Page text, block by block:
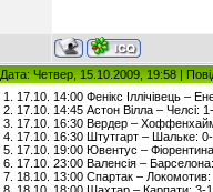
Дата: Четвер, 15.10.2009, 19:58 |
1. 17.10. 14:00 Фенікс Іллічівець –
2. 17.10. 14:45 Астон Вілла – Челсі:
3. 17.10. 16:30 Вердер –
4. 17.10. 16:30 Штутгарт – Шальке:
5. 17.10. 19:00 Ювентус –
6. 17.10. 23:00 Валенсія –
7. 18.10. 13:00 Спартак –